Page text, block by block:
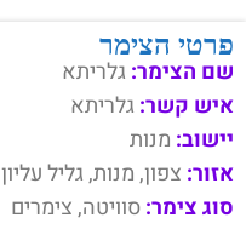
פרטי הצימר
שם הצימר: גלריתא
איש קשר: גלריתא
יישוב: מנות
אזור: צפון, מנות, גליל עליון
סוג צימר:סוויטה, צימרים